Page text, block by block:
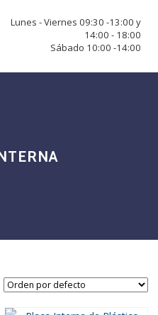
Lunes - Viernes 09:30 -13:00 y
14:00 - 18:00
Sábado 10:00 -14:00